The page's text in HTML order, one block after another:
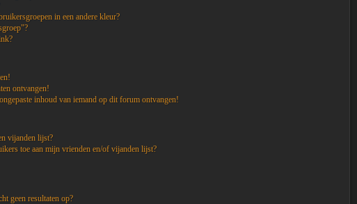
in een andere kleur?
ontvangen!
inhoud van iemand op dit forum ontvangen!
vijanden lijst?
toe aan mijn vrienden en/of vijanden lijst?
geen resultaten op?